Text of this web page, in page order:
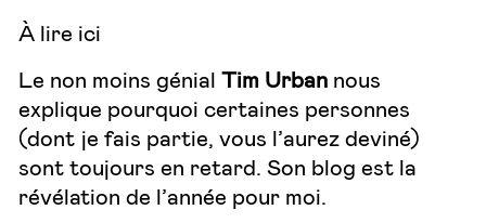
À lire ici
Le non moins génial Tim Urban nous
explique pourquoi certaines personnes
(dont je fais partie, vous l’aurez deviné)
sont toujours en retard. Son blog est la
révélation de l’année pour moi.